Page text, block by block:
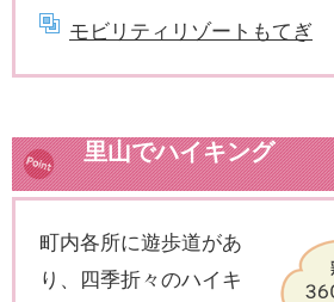
モビリティリゾートもてぎ
里山でハイキング
町内各所に遊歩道があ
り、四季折々のハイキ